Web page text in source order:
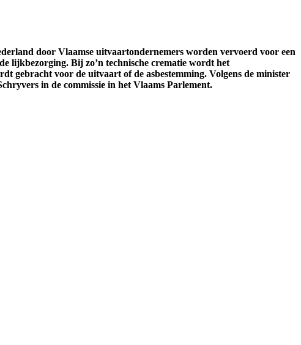
door Vlaamse uitvaartondernemers worden vervoerd voor een
lijkbezorging. Bij zo’n technische crematie wordt het
gebracht voor de uitvaart of de asbestemming. Volgens de minister
in de commissie in het Vlaams Parlement.